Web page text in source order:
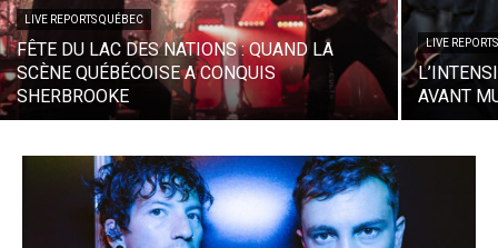
LIVE REPORTS QUÉBEC
FÊTE DU LAC DES NATIONS : QUAND LA
SCÈNE QUÉBÉCOISE A CONQUIS
SHERBROOKE
LIVE
AVANT